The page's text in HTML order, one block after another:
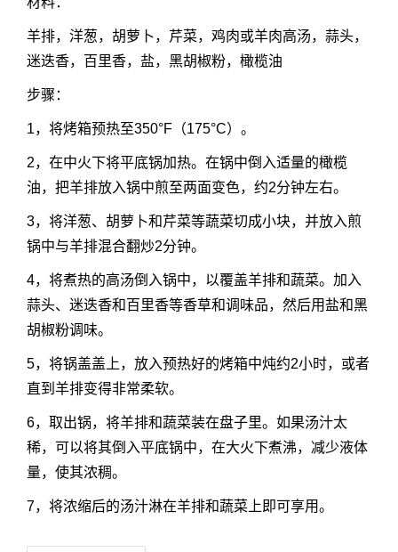
羊排，洋葱，胡萝卜，芹菜，鸡肉或羊肉高汤，蒜头，
迷迭香，百里香，盐，黑胡椒粉，橄榄油
步骤：
1，将烤箱预热至350°F（175°C）。
2，在中火下将平底锅加热。在锅中倒入适量的橄榄
油，把羊排放入锅中煎至两面变色，约2分钟左右。
3，将洋葱、胡萝卜和芹菜等蔬菜切成小块，并放入煎
锅中与羊排混合翻炒2分钟。
4，将煮热的高汤倒入锅中，以覆盖羊排和蔬菜。加入
蒜头、迷迭香和百里香等香草和调味品，然后用盐和黑
胡椒粉调味。
5，将锅盖盖上，放入预热好的烤箱中炖约2小时，或者
直到羊排变得非常柔软。
6，取出锅，将羊排和蔬菜装在盘子里。如果汤汁太
稀，可以将其倒入平底锅中，在大火下煮沸，减少液体
量，使其浓稠。
7，将浓缩后的汤汁淋在羊排和蔬菜上即可享用。